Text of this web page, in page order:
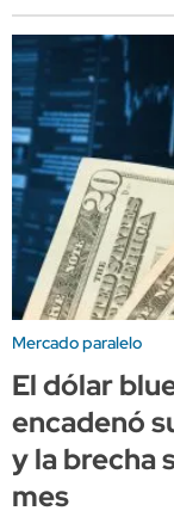
Mercado paralelo
El dólar
encadenó
y la brecha
mes